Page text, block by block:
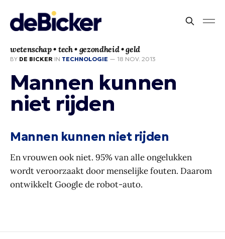
wetenschap • tech • gezondheid • geld
BY DE BICKER IN TECHNOLOGIE — 18 NOV. 2013
Mannen kunnen
niet rijden
Mannen kunnen niet rijden
En vrouwen ook niet. 95% van alle ongelukken
wordt veroorzaakt door menselijke fouten. Daarom
ontwikkelt Google de robot-auto.